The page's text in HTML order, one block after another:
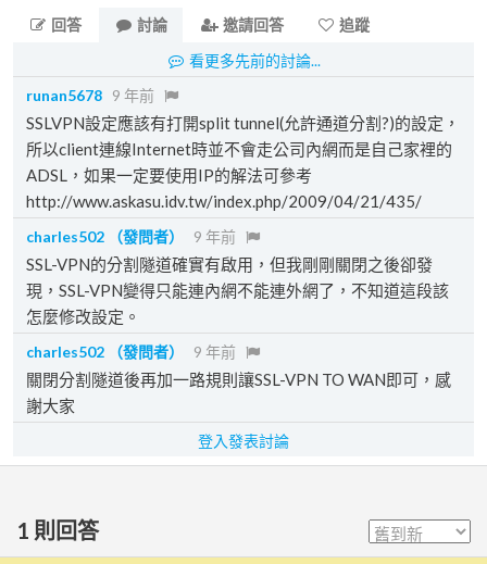
回答
討論 邀請回答
追蹤
看更多先前的討論...
runan5678 9 年前
SSLVPN設定應該有打開split tunnel(允許通道分割?)的設定，
所以client連線Internet時並不會走公司內網而是自己家裡的
ADSL，如果一定要使用IP的解法可參考
http://www.askasu.idv.tw/index.php/2009/04/21/435/
charles502 （發問者） 9 年前
SSL-VPN的分割隧道確實有啟用，但我剛剛關閉之後卻發
現，SSL-VPN變得只能連內網不能連外網了，不知道這段該
怎麼修改設定。
charles502 （發問者） 9 年前
關閉分割隧道後再加一路規則讓SSL-VPN TO WAN即可，感
謝大家
登入發表討論
1 則回答